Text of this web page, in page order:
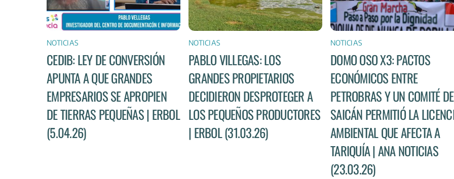
NOTICIAS
CEDIB: LEY DE CONVERSIÓN
APUNTA A QUE GRANDES
EMPRESARIOS SE APROPIEN
DE TIERRAS PEQUEÑAS | ERBOL
(5.04.26)
NOTICIAS
PABLO VILLEGAS: LOS
GRANDES PROPIETARIOS
DECIDIERON DESPROTEGER A
LOS PEQUEÑOS PRODUCTORES
| ERBOL (31.03.26)
NOTICIAS
DOMO OSO X3: PACTOS
ECONÓMICOS ENTRE
PETROBRAS Y UN COMITÉ DE
SAICÁN PERMITIÓ LA
AMBIENTAL QUE AFECTA A
TARIQUÍA | ANA NOTICIAS
(23.03.26)